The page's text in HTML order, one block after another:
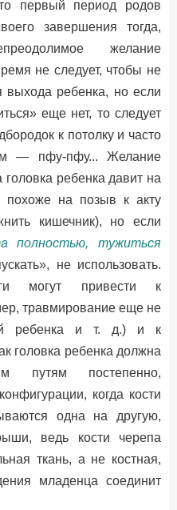
первый период родов
завершения тогда,
желание
не следует, чтобы не
выхода ребенка, но если
еще нет, то следует
к потолку и часто
— пфу-пфу... Желание
головка ребенка давит на
на позыв к акту
кишечник), но если
полностью, тужиться
не использовать.
могут привести к
травмирование еще не
ребенка и т. д.) и к
головка ребенка должна
путям постепенно,
когда кости
одна на другую,
ведь кости черепа
ткань, а не костная,
младенца соединит